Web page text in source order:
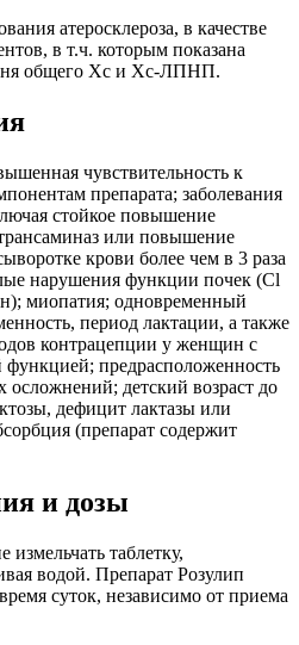
атеросклероза, в качестве
в т.ч. которым показана
общего Хс и Хс-ЛПНП.
чувствительность к
препарата; заболевания
стойкое повышение
или повышение
крови более чем в 3 раза
нарушения функции почек (Cl
миопатия; одновременный
период лактации, а также
контрацепции у женщин с
предрасположенность
осложнений; детский возраст до
дефицит лактазы или
(препарат содержит
и дозы
таблетку,
водой. Препарат Розулип
суток, независимо от приема